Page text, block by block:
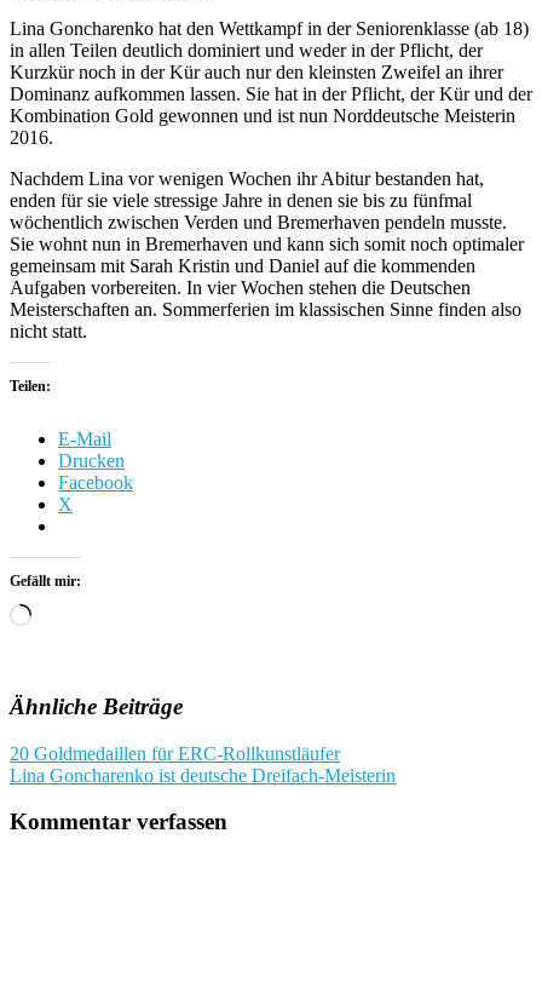
Lina Goncharenko hat den Wettkampf in der Seniorenklasse (ab 18)
in allen Teilen deutlich dominiert und weder in der Pflicht, der
Kurzkür noch in der Kür auch nur den kleinsten Zweifel an ihrer
Dominanz aufkommen lassen. Sie hat in der Pflicht, der Kür und der
Kombination Gold gewonnen und ist nun Norddeutsche Meisterin
2016.
Nachdem Lina vor wenigen Wochen ihr Abitur bestanden hat,
enden für sie viele stressige Jahre in denen sie bis zu fünfmal
wöchentlich zwischen Verden und Bremerhaven pendeln musste.
Sie wohnt nun in Bremerhaven und kann sich somit noch optimaler
gemeinsam mit Sarah Kristin und Daniel auf die kommenden
Aufgaben vorbereiten. In vier Wochen stehen die Deutschen
Meisterschaften an. Sommerferien im klassischen Sinne finden also
nicht statt.
Teilen:
E-Mail
Drucken
Facebook
X
Gefällt mir:
Wird
Ähnliche Beiträge
Beitragsnavigation
20 Goldmedaillen für ERC-Rollkunstläufer
Lina Goncharenko ist deutsche Dreifach-Meisterin
Kommentar verfassen